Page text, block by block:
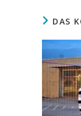
DAS